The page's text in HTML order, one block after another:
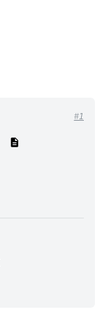
#1